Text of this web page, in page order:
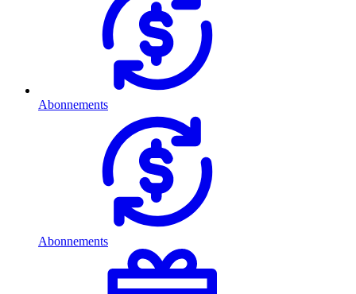
Abonnements
Abonnements